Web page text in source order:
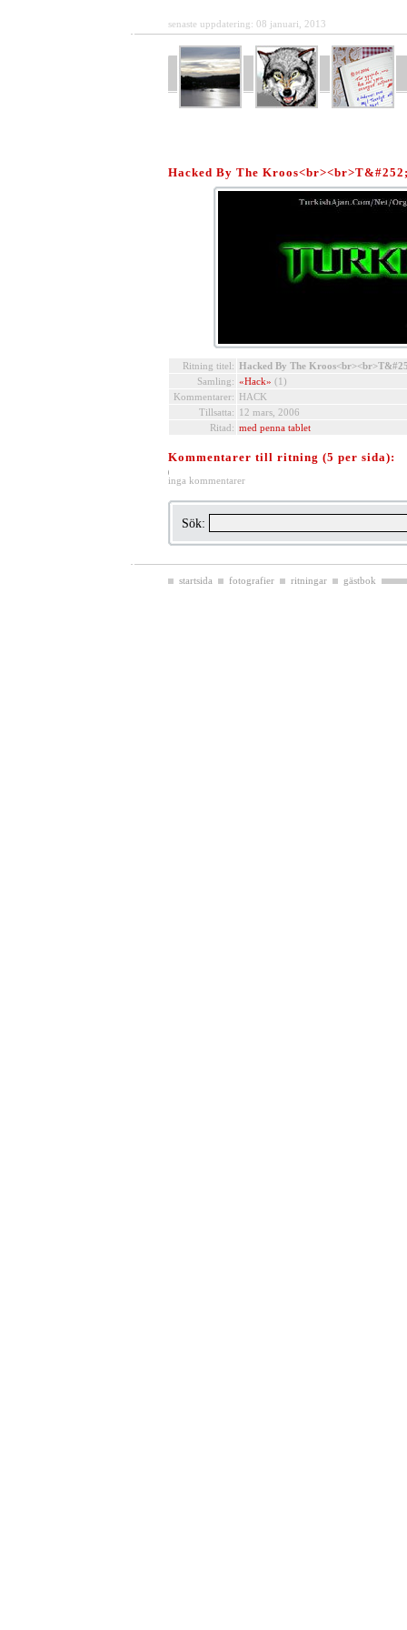
senaste uppdatering: 08 januari, 2013
Hacked By The
Ritning titel: Hacked By The
Samling: «Hack» (1)
Kommentarer: HACK
Tillsatta: 12 mars, 2006
Ritad: med penna tablet
Kommentarer till ritning (5 per sida):
inga kommentarer
Sök:
startsida fotografier ritningar gästbok